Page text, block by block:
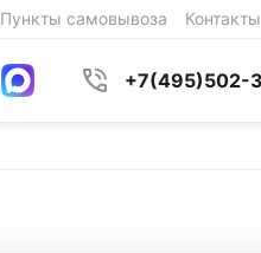
Пункты самовывоза Контакты
+7(495)502-